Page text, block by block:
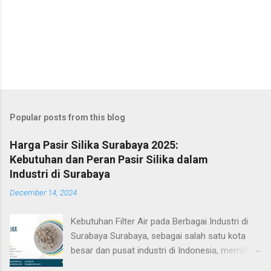
Popular posts from this blog
Harga Pasir Silika Surabaya 2025:
Kebutuhan dan Peran Pasir Silika dalam
Industri di Surabaya
December 14, 2024
Kebutuhan Filter Air pada Berbagai Industri di
Surabaya Surabaya, sebagai salah satu kota
besar dan pusat industri di Indonesia, memiliki